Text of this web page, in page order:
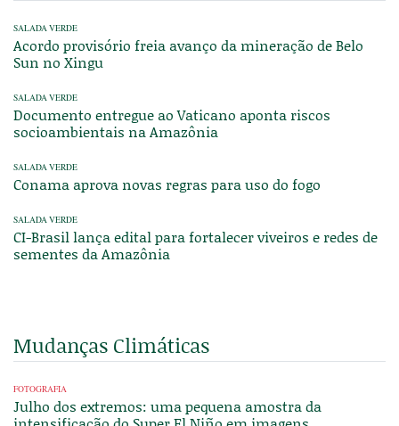
SALADA VERDE
Acordo provisório freia avanço da mineração de Belo
Sun no Xingu
SALADA VERDE
Documento entregue ao Vaticano aponta riscos
socioambientais na Amazônia
SALADA VERDE
Conama aprova novas regras para uso do fogo
SALADA VERDE
CI-Brasil lança edital para fortalecer viveiros e redes de
sementes da Amazônia
Mudanças Climáticas
FOTOGRAFIA
Julho dos extremos: uma pequena amostra da